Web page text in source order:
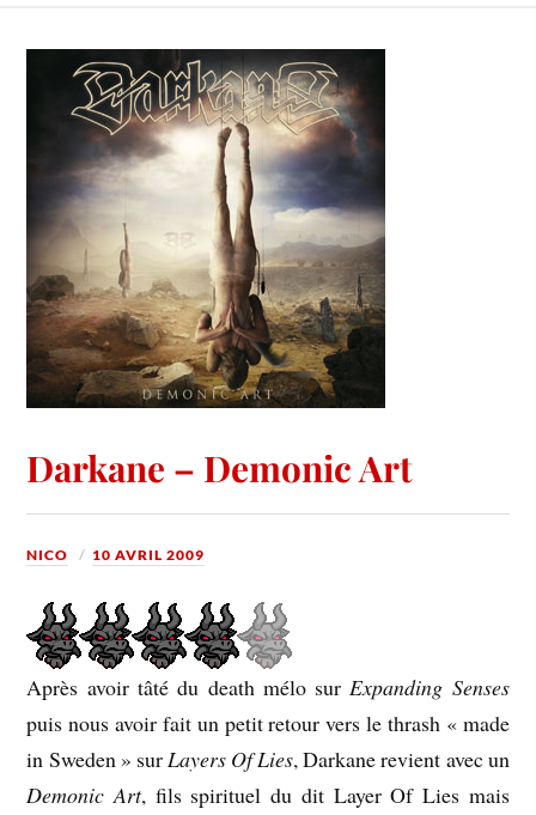
Darkane – Demonic Art
NICO 10 AVRIL 2009
Après avoir tâté du death mélo surExpanding Senses
puis nous avoir fait un petit retour vers le thrash « made
in Sweden » surLayers Of Lies, Darkane revient avec un
Demonic Art, fils spirituel du dit Layer Of Lies mais